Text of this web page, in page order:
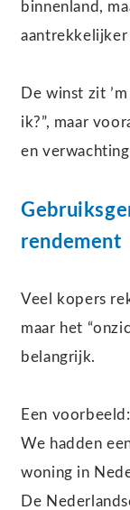
binnenland,
De winst zit
ik?”, maar
en
rendement
Veel kopers
maar het
belangrijk.
Een voorbeeld:
We hadden
woning in
De